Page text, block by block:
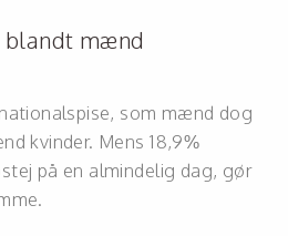
blandt mænd
som mænd dog
kvinder. Mens 18,9%
på en almindelig dag, gør